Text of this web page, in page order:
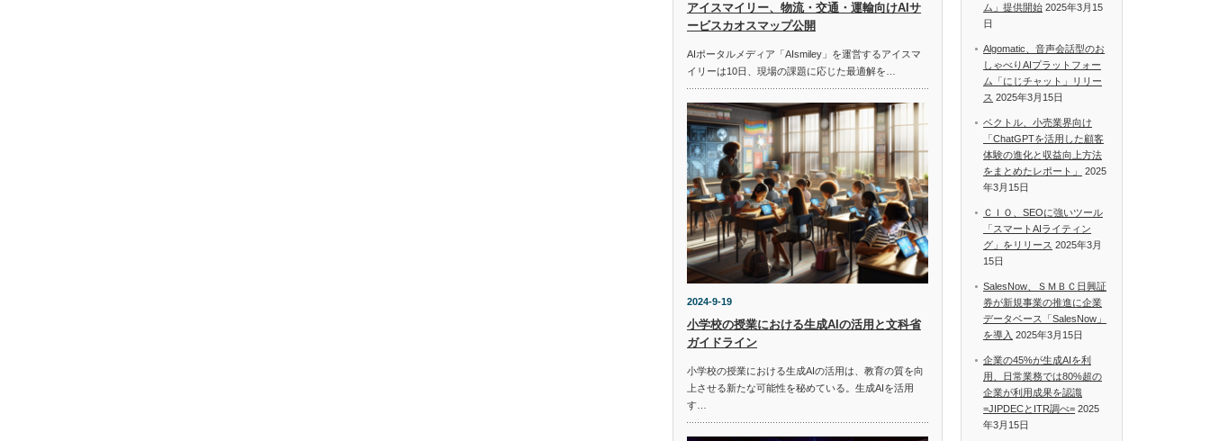
アイスマイリー、物流・交通・運輸向けAIサ
ービスカオスマップ公開
AIポータルメディア「AIsmiley」を運営するアイスマ
イリーは10日、現場の課題に応じた最適解を…
2024-9-19
小学校の授業における生成AIの活用と文科省
ガイドライン
小学校の授業における生成AIの活用は、教育の質を向
上させる新たな可能性を秘めている。生成AIを活用
す…
ム」提供開始 2025年3月15
日
Algomatic、音声会話型のお
しゃべりAIプラットフォー
ム「にじチャット」リリー
ス 2025年3月15日
ベクトル、小売業界向け
「ChatGPTを活用した顧客
体験の進化と収益向上方法
をまとめたレポート」
2025
年3月15日
ＣＩＯ、SEOに強いツール
「スマートAIライティン
グ」をリリース 2025年3月
15日
SalesNow、ＳＭＢＣ日興証
券が新規事業の推進に企業
データベース「SalesNow」
を導入 2025年3月15日
企業の45%が生成AIを利
用、日常業務では80%超の
企業が利用成果を認識
=JIPDECとITR調べ= 2025
年3月15日